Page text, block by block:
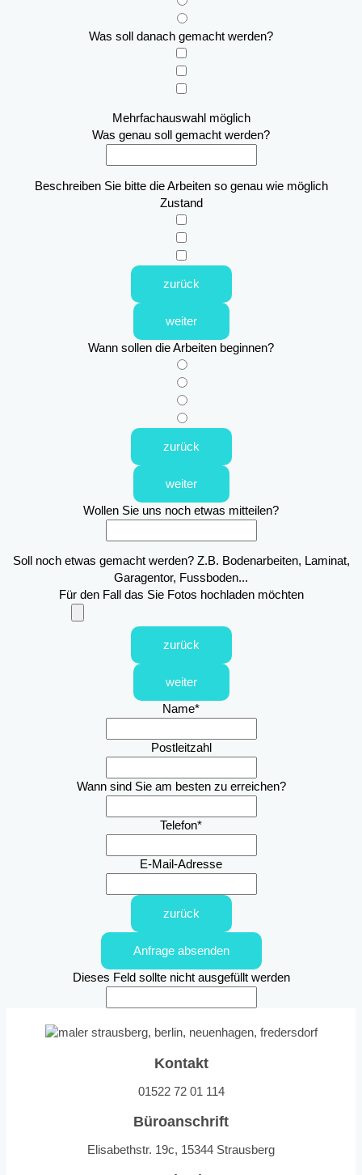
Was soll danach gemacht werden?
Mehrfachauswahl möglich
Was genau soll gemacht werden?
Beschreiben Sie bitte die Arbeiten so genau wie möglich
Zustand
zurück
weiter
Wann sollen die Arbeiten beginnen?
zurück
weiter
Wollen Sie uns noch etwas mitteilen?
Soll noch etwas gemacht werden? Z.B. Bodenarbeiten, Laminat,
Garagentor, Fussboden...
Für den Fall das Sie Fotos hochladen möchten
zurück
weiter
Name*
Postleitzahl
Wann sind Sie am besten zu erreichen?
Telefon*
E-Mail-Adresse
zurück
Anfrage absenden
Dieses Feld sollte nicht ausgefüllt werden
Kontakt
01522 72 01 114
Büroanschrift
Elisabethstr. 19c, 15344 Strausberg